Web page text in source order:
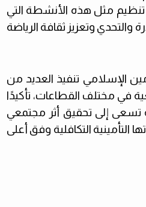
تنظيم مثل هذه الأنشطة التي
والتحدي وتعزيز ثقافة الرياضة
الإسلامي تنفيذ العديد من
في مختلف القطاعات، تأكيدًا
إلى تحقيق أثر مجتمعي
التأمينية التكافلية وفق أعلى